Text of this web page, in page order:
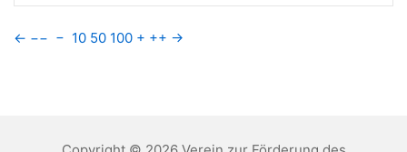
← −− − 10 50 100 + ++ →